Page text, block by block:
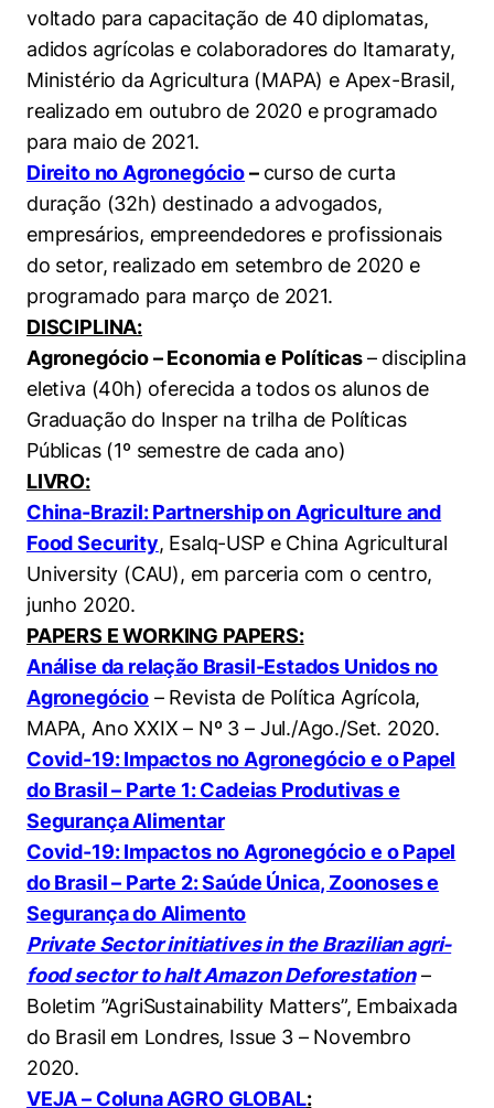
voltado para capacitação de 40 diplomatas,
adidos agrícolas e colaboradores do Itamaraty,
Ministério da Agricultura (MAPA) e Apex-Brasil,
realizado em outubro de 2020 e programado
para maio de 2021.
Direito no Agronegócio– curso de curta
duração (32h) destinado a advogados,
empresários, empreendedores e profissionais
do setor, realizado em setembro de 2020 e
programado para março de 2021.
DISCIPLINA:
Agronegócio – Economia e Políticas– disciplina
eletiva (40h) oferecida a todos os alunos de
Graduação do Insper na trilha de Políticas
Públicas (1º semestre de cada ano)
LIVRO:
China-Brazil: Partnership on Agriculture and
Food Security, Esalq-USP e China Agricultural
University (CAU), em parceria com o centro,
junho 2020.
PAPERS E WORKING PAPERS:
Análise da relação Brasil-Estados Unidos no
Agronegócio – Revista de Política Agrícola,
MAPA, Ano XXIX – Nº 3 – Jul./Ago./Set. 2020.
Covid-19: Impactos no Agronegócio e o Papel
do Brasil – Parte 1: Cadeias Produtivas e
Segurança Alimentar
Covid-19: Impactos no Agronegócio e o Papel
do Brasil – Parte 2: Saúde Única, Zoonoses e
Segurança do Alimento
Private Sector initiatives in the Brazilian agri-
food sector to halt Amazon Deforestation–
Boletim ”AgriSustainability Matters”, Embaixada
do Brasil em Londres, Issue 3 – Novembro
2020.
VEJA – Coluna AGRO GLOBAL: